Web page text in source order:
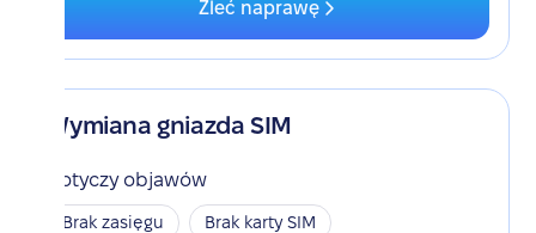
Zleć naprawę
Wymiana gniazda SIM
Dotyczy objawów
Brak zasięgu
Brak karty SIM